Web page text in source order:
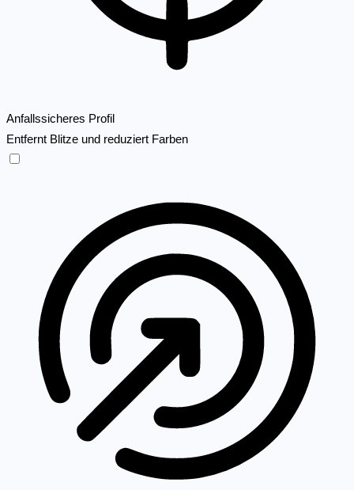
Anfallssicheres Profil
Entfernt Blitze und reduziert Farben